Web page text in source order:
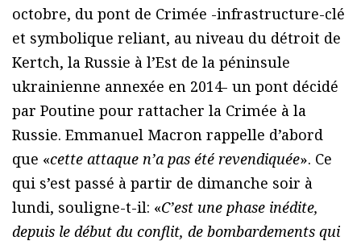
octobre, du pont de Crimée -infrastructure-clé
et symbolique reliant, au niveau du détroit de
Kertch, la Russie à l’Est de la péninsule
ukrainienne annexée en 2014- un pont décidé
par Poutine pour rattacher la Crimée à la
Russie. Emmanuel Macron rappelle d’abord
que «cette attaque n’a pas été revendiquée». Ce
qui s’est passé à partir de dimanche soir à
lundi, souligne-t-il: «C’est une phase inédite,
depuis le début du conflit, de bombardements qui